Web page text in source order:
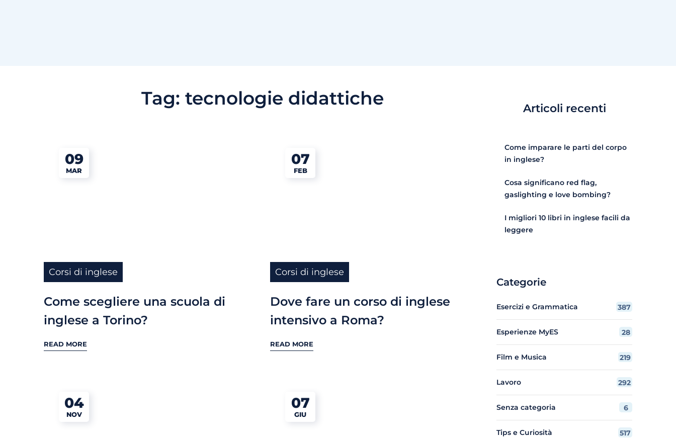
Tag: tecnologie didattiche
09
MAR
Corsi di inglese
Come scegliere una scuola di
inglese a Torino?
READ MORE
07
FEB
Corsi di inglese
Dove fare un corso di inglese
intensivo a Roma?
READ MORE
04
NOV
07
GIU
Articoli recenti
Come imparare le parti del corpo
in inglese?
Cosa significano red flag,
gaslighting e love bombing?
I migliori 10 libri in inglese facili da
leggere
Categorie
Esercizi e Grammatica 387
Esperienze MyES 28
Film e Musica 219
Lavoro 292
Senza categoria 6
Tips e Curiosità 517